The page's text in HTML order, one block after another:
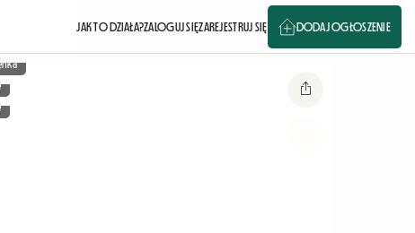
JAK TO DZIAŁA?ZALOGUJ SIĘZAREJESTRUJ SIĘ DODAJ OGŁOSZENIE